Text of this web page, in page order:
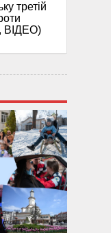
третій
ВІДЕО)